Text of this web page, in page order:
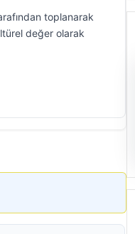
toplanarak
değer olarak